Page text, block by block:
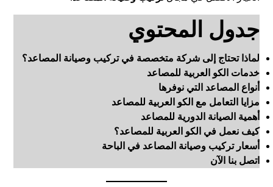
جدول المحتوي
لماذا تحتاج إلى شركة متخصصة في تركيب وصيانة المصاعد؟
خدمات الكو العربية للمصاعد
أنواع المصاعد التي نوفرها
مزايا التعامل مع الكو العربية للمصاعد
أهمية الصيانة الدورية للمصاعد
كيف نعمل في الكو العربية للمصاعد؟
أسعار تركيب وصيانة المصاعد في الباحة
اتصل بنا الآن